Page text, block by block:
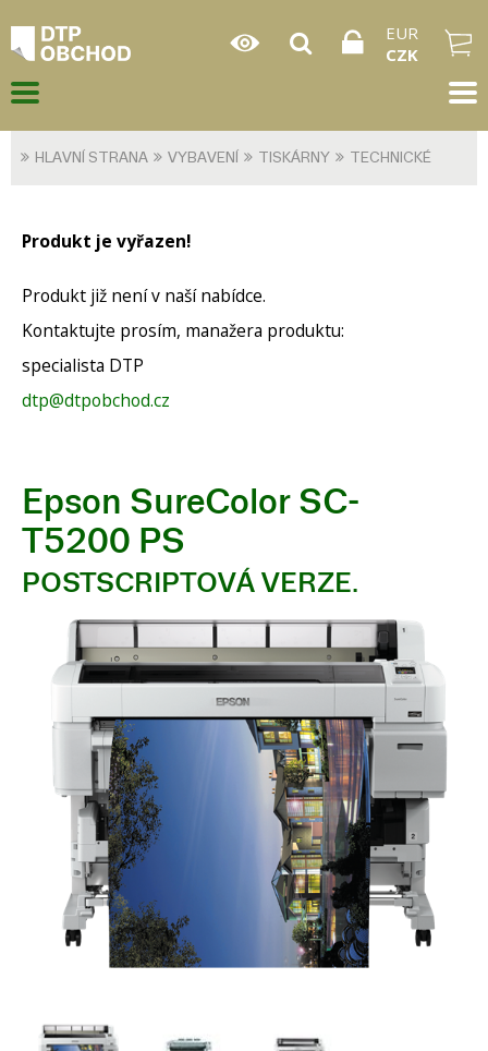
EUR
CZK
HLAVNÍ STRANA VYBAVENÍ TISKÁRNY TECHNICKÉ
Produkt je vyřazen!
Produkt již není v naší nabídce.
Kontaktujte prosím, manažera produktu:
specialista DTP
dtp@dtpobchod.cz
Epson SureColor SC-
T5200 PS
POSTSCRIPTOVÁ VERZE.